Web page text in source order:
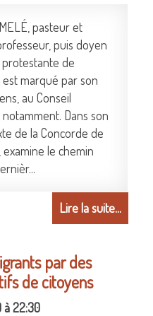
pasteur et
puis doyen
protestante de
marqué par son
au Conseil
Dans son
de la Concorde de
le chemin
Lire la suite...
par des
de citoyens
22:30